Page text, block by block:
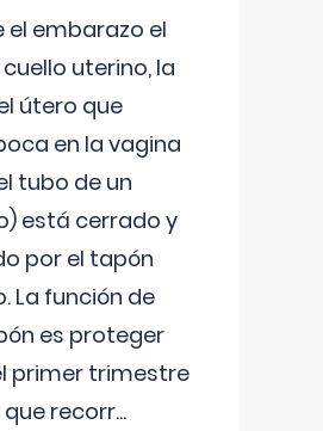
el embarazo el
uterino, la
útero que
en la vagina
tubo de un
está cerrado y
por el tapón
La función de
es proteger
primer trimestre
que recorr...